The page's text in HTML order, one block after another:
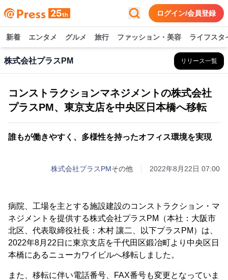
ログイン/会員登録
新着 エンタメ グルメ 旅行 ファッション・美容 ライフスタ
株式会社プラスPM リリース一覧
コンストラクションマネジメントの株式会社
プラスPM、東京支店を中央区日本橋へ移転
誰もが働きやすく、多様性を持ったオフィス環境を実現
株式会社プラスPMその他 2022年8月22日 07:00
病院、工場を主とする施設建設のコンストラクション・マ
ネジメントを提供する株式会社プラスPM（本社：大阪市
北区、代表取締役社長：木村 讓二、以下プラスPM）は、
2022年8月22日に東京支店を千代田区鍛冶町より中央区日
本橋にあるニューカワイビルへ移転しました。
また、移転に伴い電話番号、FAX番号も変更となっていま